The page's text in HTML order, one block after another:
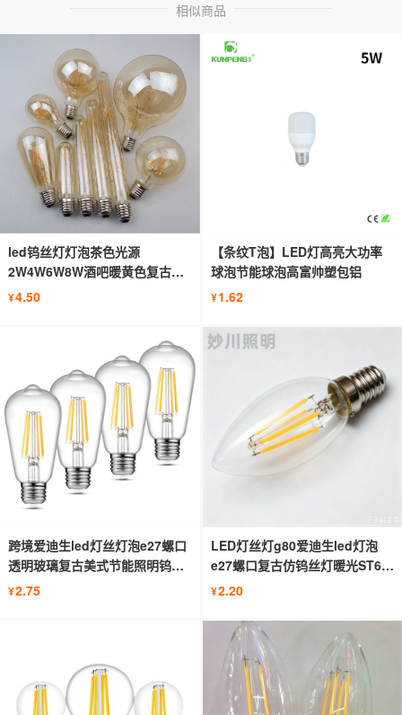
相似商品
led钨丝灯灯泡茶色光源
2W4W6W8W酒吧暖黄色复古咖
啡色灯泡E27螺口
¥4.50
【条纹T泡】LED灯高亮大功率
球泡节能球泡高富帅塑包铝
¥1.62
跨境爱迪生led灯丝灯泡e27螺口
透明玻璃复古美式节能照明钨丝
灯
¥2.75
LED灯丝灯g80爱迪生led灯泡
e27螺口复古仿钨丝灯暖光ST64
灯泡玻璃
¥2.20